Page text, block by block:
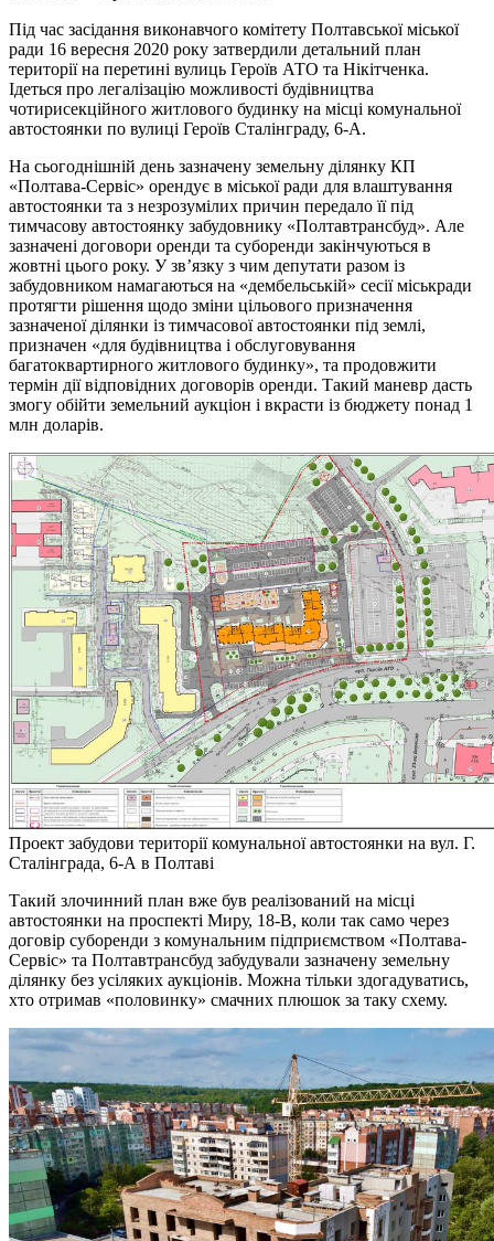
Під час засідання виконавчого комітету Полтавської міської
ради 16 вересня 2020 року затвердили детальний план
території на перетині вулиць Героїв АТО та Нікітченка.
Ідеться про легалізацію можливості будівництва
чотирисекційного житлового будинку на місці комунальної
автостоянки по вулиці Героїв Сталінграду, 6-А.
На сьогоднішній день зазначену земельну ділянку КП
«Полтава-Сервіс» орендує в міської ради для влаштування
автостоянки та з незрозумілих причин передало її під
тимчасову автостоянку забудовнику «Полтавтрансбуд». Але
зазначені договори оренди та суборенди закінчуються в
жовтні цього року. У зв’язку з чим депутати разом із
забудовником намагаються на «дембельській» сесії міськради
протягти рішення щодо зміни цільового призначення
зазначеної ділянки із тимчасової автостоянки під землі,
призначен «для будівництва і обслуговування
багатоквартирного житлового будинку», та продовжити
термін дії відповідних договорів оренди. Такий маневр дасть
змогу обійти земельний аукціон і вкрасти із бюджету понад 1
млн доларів.
Проект забудови території комунальної автостоянки на вул. Г.
Сталінграда, 6-А в Полтаві
Такий злочинний план вже був реалізований на місці
автостоянки на проспекті Миру, 18-В, коли так само через
договір суборенди з комунальним підприємством «Полтава-
Сервіс» та Полтавтрансбуд забудували зазначену земельну
ділянку без усіляких аукціонів. Можна тільки здогадуватись,
хто отримав «половинку» смачних плюшок за таку схему.